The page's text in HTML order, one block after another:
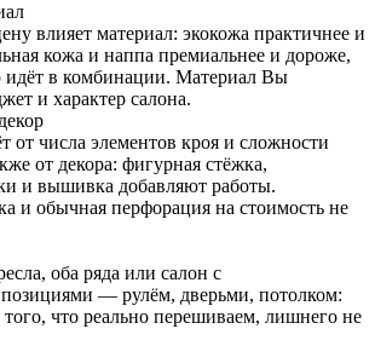
влияет материал: экокожа практичнее и
кожа и наппа премиальнее и дороже,
идёт в комбинации. Материал Вы
и характер салона.
от числа элементов кроя и сложности
от декора: фигурная стёжка,
и вышивка добавляют работы.
и обычная перфорация на стоимость не
оба ряда или салон с
— рулём, дверьми, потолком:
того, что реально перешиваем, лишнего не